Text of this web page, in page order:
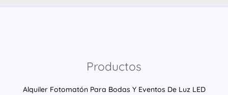
Productos
Alquiler Fotomatón Para Bodas Y Eventos De Luz LED